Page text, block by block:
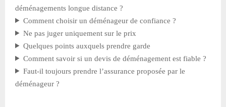
déménagements longue distance ?
Comment choisir un déménageur de confiance ?
Ne pas juger uniquement sur le prix
Quelques points auxquels prendre garde
Comment savoir si un devis de déménagement est fiable ?
Faut-il toujours prendre l’assurance proposée par le
déménageur ?